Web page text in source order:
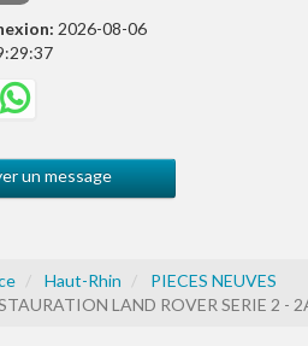
2026-08-06
un message
Haut-Rhin
PIECES NEUVES
LAND ROVER SERIE 2 -